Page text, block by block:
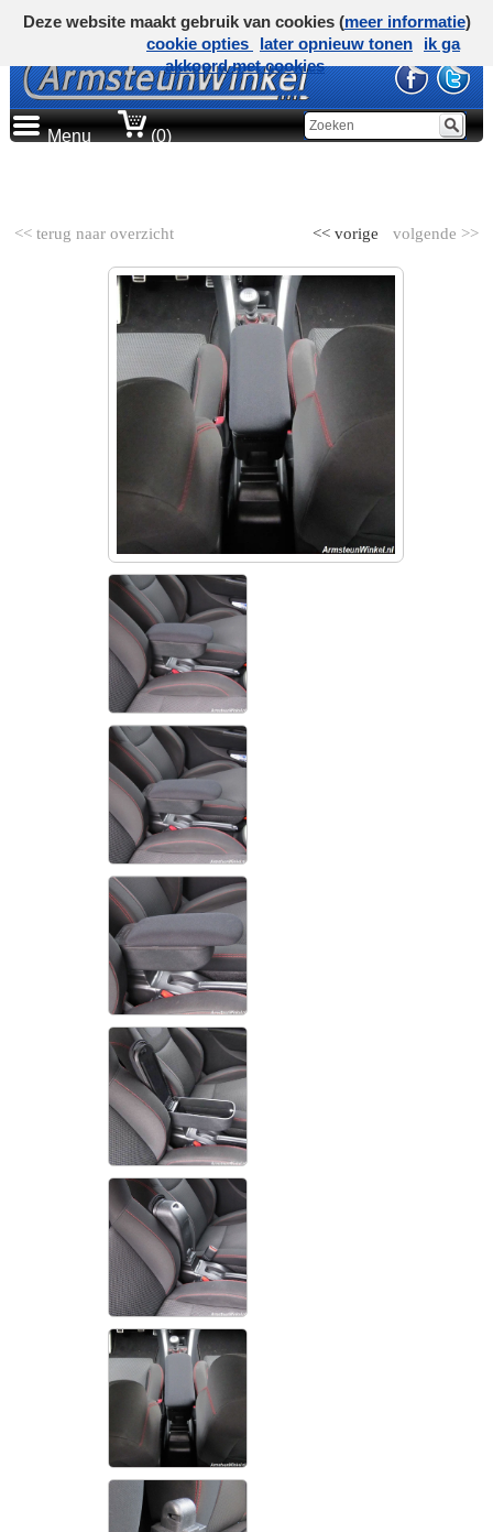
Menu (0)
<< terug naar overzicht volgende >>
<< vorige
Deze website maakt gebruik van cookies (meer informatie)
cookie opties
later opnieuw tonen
ik ga
akkoord met cookies